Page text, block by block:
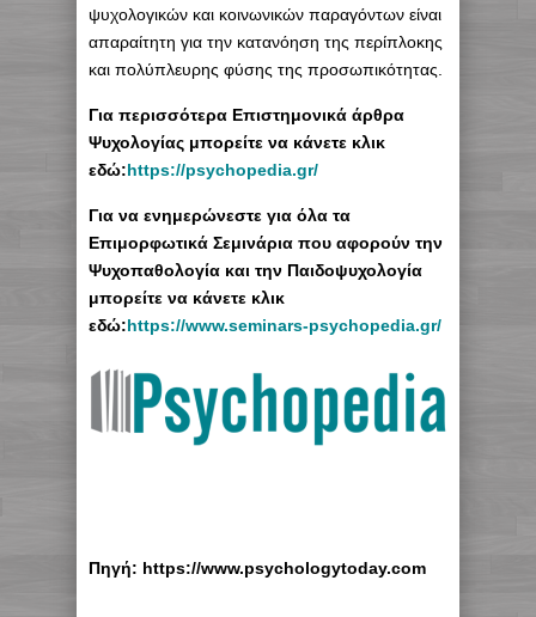
ψυχολογικών και κοινωνικών παραγόντων είναι
απαραίτητη για την κατανόηση της περίπλοκης
και πολύπλευρης φύσης της προσωπικότητας.
Για περισσότερα Επιστημονικά άρθρα
Ψυχολογίας μπορείτε να κάνετε κλικ
εδώ:https://psychopedia.gr/
Για να ενημερώνεστε για όλα τα
Επιμορφωτικά Σεμινάρια που αφορούν την
Ψυχοπαθολογία και την Παιδοψυχολογία
μπορείτε να κάνετε κλικ
εδώ:https://www.seminars-psychopedia.gr/
Πηγή: https://www.psychologytoday.com